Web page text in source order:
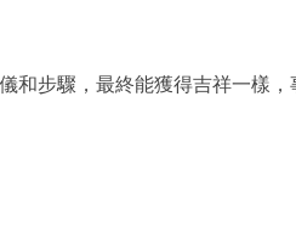
步驟，最終能獲得吉祥一樣